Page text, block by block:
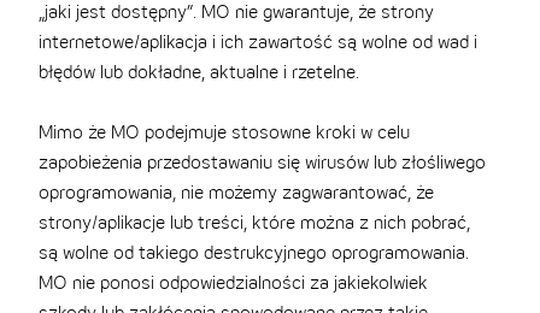
„jaki jest dostępny”. MO nie gwarantuje, że strony
internetowe/aplikacja i ich zawartość są wolne od wad i
błędów lub dokładne, aktualne i rzetelne.
Mimo że MO podejmuje stosowne kroki w celu
zapobieżenia przedostawaniu się wirusów lub złośliwego
oprogramowania, nie możemy zagwarantować, że
strony/aplikacje lub treści, które można z nich pobrać,
są wolne od takiego destrukcyjnego oprogramowania.
MO nie ponosi odpowiedzialności za jakiekolwiek